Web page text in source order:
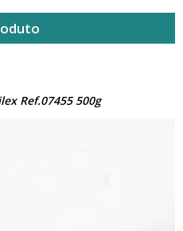
Ref.07455 500g